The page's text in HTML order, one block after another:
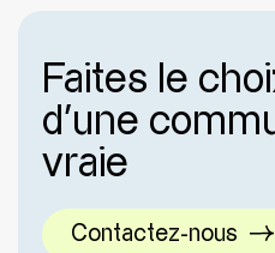
Faites le
d'une
vraie
Contactez-nous